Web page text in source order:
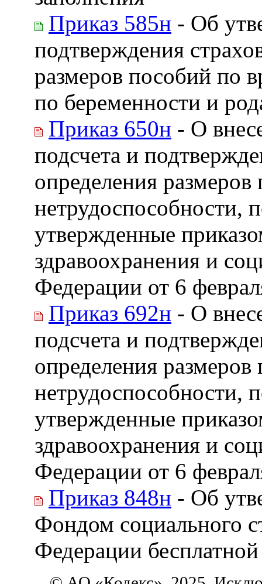
Приказ 585н - Об
подтверждения
размеров пособий по
по беременности и
Приказ 650н - О
подсчета и
определения
нетрудоспособности,
утвержденные
здравоохранения и
Федерации от 6
Приказ 692н - О
подсчета и
определения
нетрудоспособности,
утвержденные
здравоохранения и
Федерации от 6
Приказ 848н - Об
Фондом социального
Федерации